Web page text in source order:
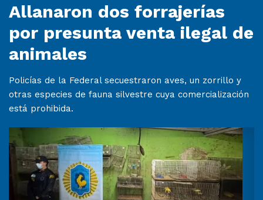
Allanaron dos forrajerías
por presunta venta ilegal de
animales
Policías de la Federal secuestraron aves, un zorrillo y
otras especies de fauna silvestre cuya comercialización
está prohibida.